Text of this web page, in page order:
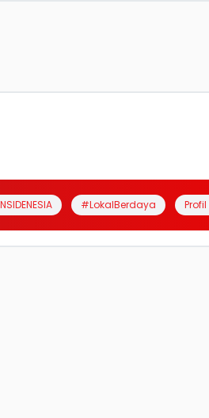
#LokalBerdaya